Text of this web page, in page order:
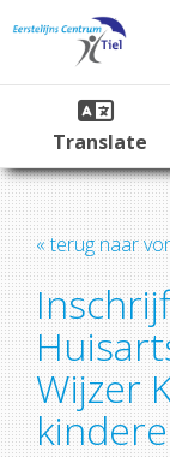
Translate
« terug naar
Wijzer